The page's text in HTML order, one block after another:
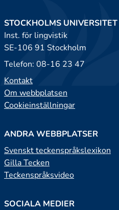
STOCKHOLMS UNIVERSITET
Inst. för lingvistik
SE-106 91 Stockholm
Telefon: 08-16 23 47
Kontakt
Om webbplatsen
Cookieinställningar
ANDRA WEBBPLATSER
Svenskt teckenspråkslexikon
Gilla Tecken
Teckenspråksvideo
SOCIALA MEDIER